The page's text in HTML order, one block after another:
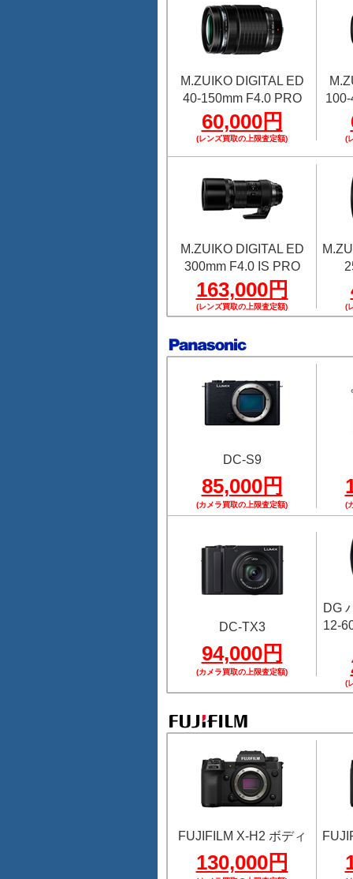
M.ZUIKO DIGITAL ED
40-150mm F4.0 PRO
60,000円
(レンズ買取の上限査定額) (
M.ZUIKO DIGITAL ED
300mm F4.0 IS PRO
163,000円
(レンズ買取の上限査定額) (
DC-S9
85,000円
(カメラ買取の上限査定額) (
DC-TX3
94,000円
(カメラ買取の上限査定額)
DG
12-
(
FUJIFILM X-H2 ボディ
130,000円